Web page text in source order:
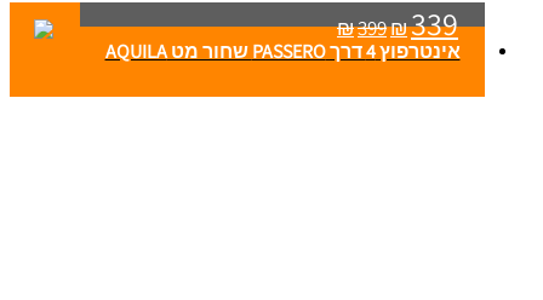
₪399₪339
אינטרפוץ 4 דרך PASSERO שחור מט AQUILA